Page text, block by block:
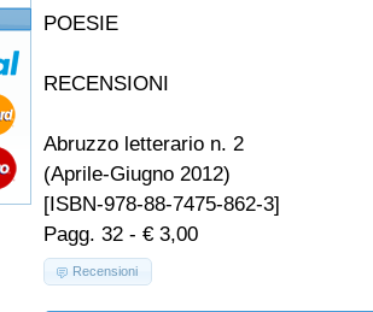
POESIE
RECENSIONI
Abruzzo letterario n. 2
(Aprile-Giugno 2012)
[ISBN-978-88-7475-862-3]
Pagg. 32 - € 3,00
Recensioni